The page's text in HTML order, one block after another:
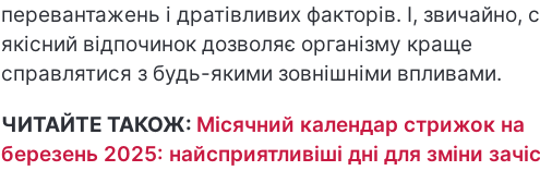
перевантажень і дратівливих факторів. І, звичайно,
якісний відпочинок дозволяє організму краще
справлятися з будь-якими зовнішніми впливами.
ЧИТАЙТЕ ТАКОЖ: Місячний календар стрижок на
березень 2025: найсприятливіші дні для зміни